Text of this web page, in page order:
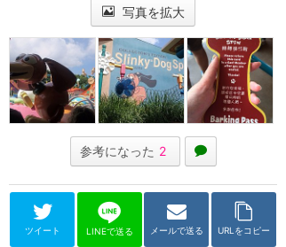
写真を拡大
参考になった 2
ツイート LINEで送る メールで送る URLをコピー